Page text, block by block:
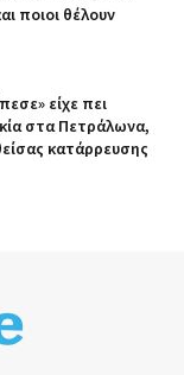
ποιοι θέλουν
είχε πει
στα Πετράλωνα,
κατάρρευσης